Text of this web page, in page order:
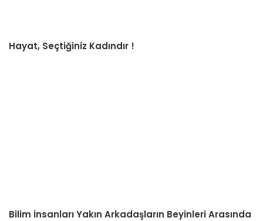
Hayat, Seçtiğiniz Kadındır !
Bilim İnsanları Yakın Arkadaşların Beyinleri Arasında